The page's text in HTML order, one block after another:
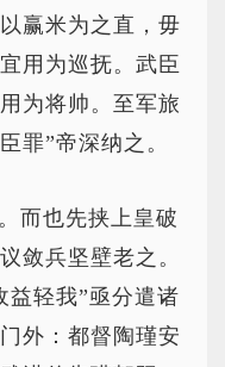
赢米为之直，毋
用为巡抚。武臣
为将帅。至军旅
罪”帝深纳之。
而也先挟上皇破
敛兵坚壁老之。
益轻我”亟分遣诸
外：都督陶瑾安